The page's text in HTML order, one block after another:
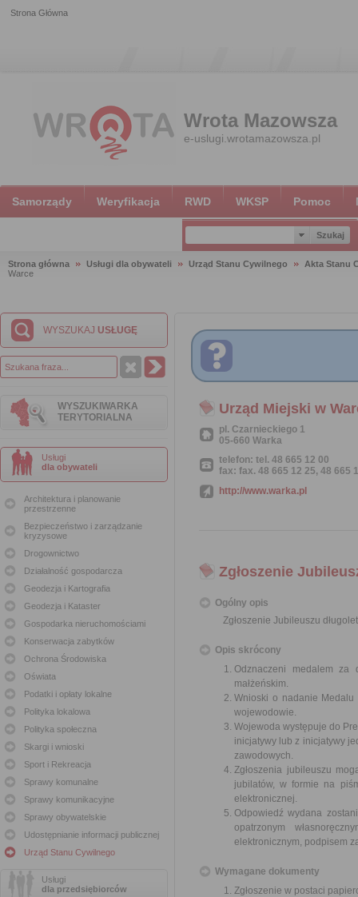
Strona Główna
Wrota Mazowsza
e-uslugi.wrotamazowsza.pl
Samorządy Weryfikacja RWD WKSP Pomoc
Strona główna Usługi dla obywateli Urząd Stanu Cywilnego
Akta Stanu
Warce
WYSZUKAJ USŁUGĘ
WYSZUKIWARKA
TERYTORIALNA
Usługi
dla obywateli
Architektura i planowanie
przestrzenne
Bezpieczeństwo i zarządzanie
kryzysowe
Drogownictwo
Działalność gospodarcza
Geodezja i Kartografia
Geodezja i Kataster
Gospodarka nieruchomościami
Konserwacja zabytków
Ochrona Środowiska
Oświata
Podatki i opłaty lokalne
Polityka lokalowa
Polityka społeczna
Skargi i wnioski
Sport i Rekreacja
Sprawy komunalne
Sprawy komunikacyjne
Sprawy obywatelskie
Udostępnianie informacji publicznej
Urząd Stanu Cywilnego
Usługi
dla przedsiębiorców
Urząd Miejski w
pl. Czarnieckiego 1
05-660 Warka
telefon: tel. 48 665 12 00
fax: fax. 48 665 12 25, 48 665
http://www.warka.pl
Zgłoszenie
Ogólny opis
Zgłoszenie Jubileuszu
Opis skrócony
Odznaczeni medalem za
małżeńskim.
Wnioski o nadanie Medalu
wojewodowie.
Wojewoda występuje do
inicjatywy lub z inicjatywy
zawodowych.
Zgłoszenia jubileuszu
jubilatów, w formie na
elektronicznej.
Odpowiedź wydana
opatrzonym
elektronicznym, podpisem
Wymagane dokumenty
Zgłoszenie w postaci